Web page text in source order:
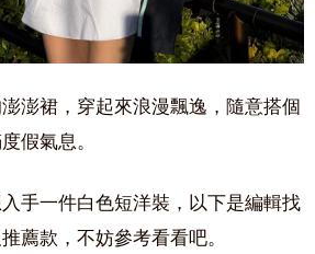
澎裙，穿起來浪漫飄逸，隨意搭個
假氣息。
手一件白色短洋裝，以下是編輯找
薦款，不妨參考看看吧。